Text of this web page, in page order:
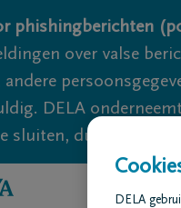
phishingberichten
over valse
andere
DELA
dus blijf
DELA